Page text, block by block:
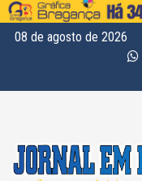
08 de agosto de 2026